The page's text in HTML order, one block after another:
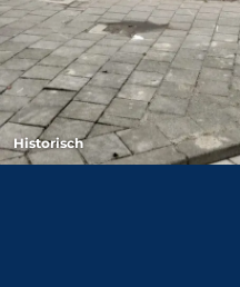
Historisch